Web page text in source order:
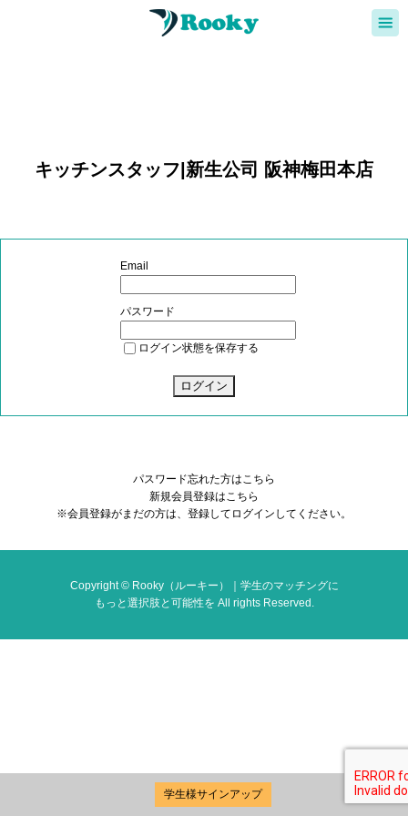
キッチンスタッフ|新生公司 阪神梅田本店
Email
パスワード
ログイン状態を保存する
パスワード忘れた方はこちら
新規会員登録はこちら
※会員登録がまだの方は、登録してログインしてください。
学生様サインアップ
Copyright © Rooky（ルーキー）｜学生のマッチングに
もっと選択肢と可能性を All rights Reserved.